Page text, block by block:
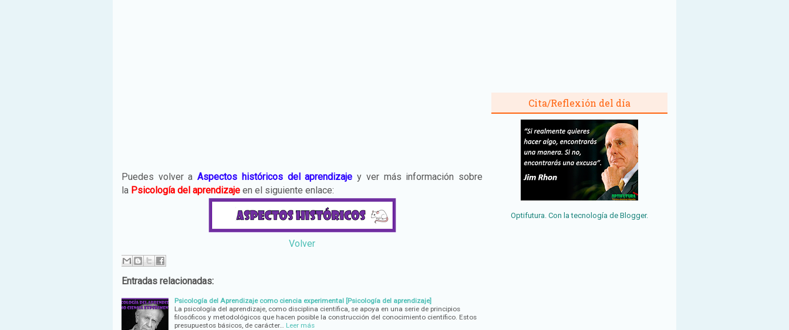
Puedes volver aAspectos históricos del aprendizaje y ver más información sobre
la Psicología del aprendizaje en el siguiente enlace:
Volver
Entradas relacionadas:
Psicología del Aprendizaje como ciencia experimental [Psicología del aprendizaje]
La psicología del aprendizaje, como disciplina científica, se apoya en una serie de principios
filosóficos y metodológicos que hacen posible la construcción del conocimiento científico. Estos
presupuestos básicos, de carácter…
Leer más
Cita/Reflexión del día
Optifutura. Con la tecnología de Blogger.